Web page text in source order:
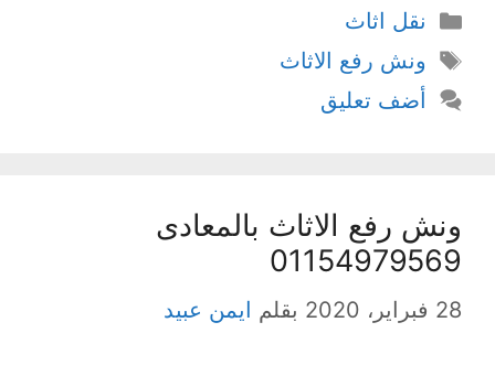
التصنيفات
نقل اثاث
الوسوم
ونش رفع الاثاث
أضف تعليق
ونش رفع الاثاث بالمعادى
01154979569
28 فبراير، 2020 بقلم ايمن عبيد